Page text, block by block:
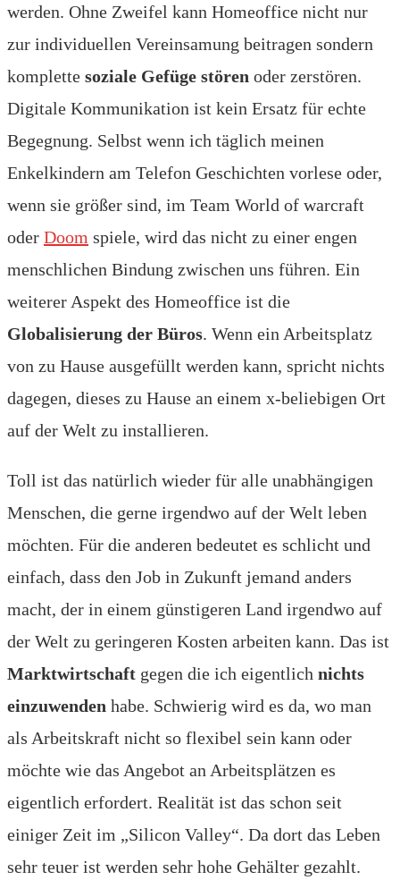
werden. Ohne Zweifel kann Homeoffice nicht nur
zur individuellen Vereinsamung beitragen sondern
komplette soziale Gefüge stören oder zerstören.
Digitale Kommunikation ist kein Ersatz für echte
Begegnung. Selbst wenn ich täglich meinen
Enkelkindern am Telefon Geschichten vorlese oder,
wenn sie größer sind, im Team World of warcraft
oder Doom spiele, wird das nicht zu einer engen
menschlichen Bindung zwischen uns führen. Ein
weiterer Aspekt des Homeoffice ist die
Globalisierung der Büros. Wenn ein Arbeitsplatz
von zu Hause ausgefüllt werden kann, spricht nichts
dagegen, dieses zu Hause an einem x-beliebigen Ort
auf der Welt zu installieren.
Toll ist das natürlich wieder für alle unabhängigen
Menschen, die gerne irgendwo auf der Welt leben
möchten. Für die anderen bedeutet es schlicht und
einfach, dass den Job in Zukunft jemand anders
macht, der in einem günstigeren Land irgendwo auf
der Welt zu geringeren Kosten arbeiten kann. Das ist
Marktwirtschaft gegen die ich eigentlich nichts
einzuwenden habe. Schwierig wird es da, wo man
als Arbeitskraft nicht so flexibel sein kann oder
möchte wie das Angebot an Arbeitsplätzen es
eigentlich erfordert. Realität ist das schon seit
einiger Zeit im „Silicon Valley“. Da dort das Leben
sehr teuer ist werden sehr hohe Gehälter gezahlt.